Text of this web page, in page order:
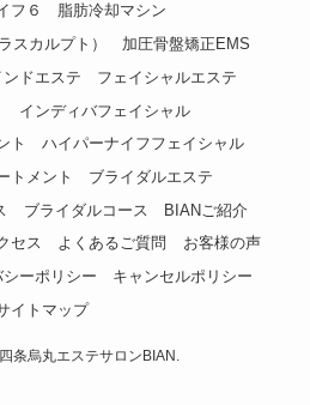
フ６
脂肪冷却マシン
スカルプト）
加圧骨盤矯正EMS
ンドエステ
フェイシャルエステ
インディバフェイシャル
ト
ハイパーナイフフェイシャル
トメント
ブライダルエステ
ブライダルコース
BIANご紹介
セス よくあるご質問
お客様の声
ーポリシー
キャンセルポリシー
イトマップ
条烏丸エステサロンBIAN.